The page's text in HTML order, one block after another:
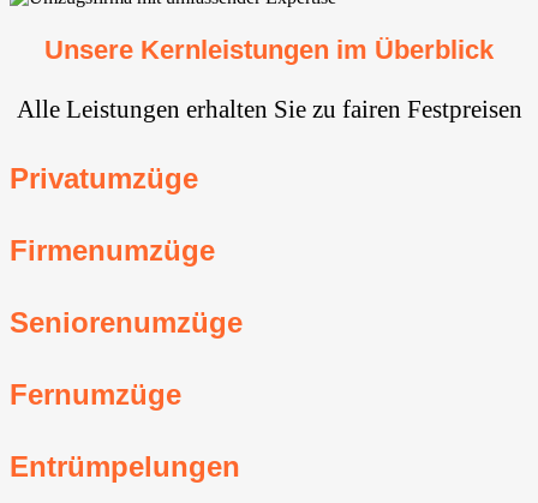
Unsere Kernleistungen im Überblick
Alle Leistungen erhalten Sie zu fairen Festpreisen
Privatumzüge
Firmenumzüge
Seniorenumzüge
Fernumzüge
Entrümpelungen